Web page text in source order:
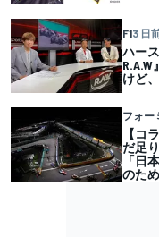
F13 日
ハー
けど
フォー
【コ
だ足
「日
のた